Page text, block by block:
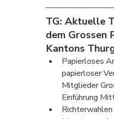
TG: Aktuelle
dem Grossen
Kantons
Papierloses
papierloser
Mitglieder
Einführung